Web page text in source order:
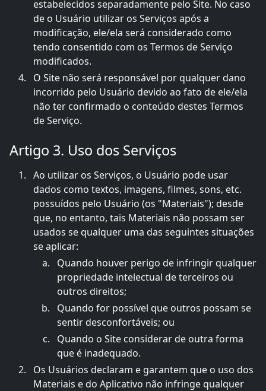
estabelecidos separadamente pelo Site. No caso
de o Usuário utilizar os Serviços após a
modificação, ele/ela será considerado como
tendo consentido com os Termos de Serviço
modificados.
O Site não será responsável por qualquer dano
incorrido pelo Usuário devido ao fato de ele/ela
não ter confirmado o conteúdo destes Termos
de Serviço.
Artigo 3. Uso dos Serviços
Ao utilizar os Serviços, o Usuário pode usar
dados como textos, imagens, filmes, sons, etc.
possuídos pelo Usuário (os "Materiais"); desde
que, no entanto, tais Materiais não possam ser
usados se qualquer uma das seguintes situações
se aplicar:
Quando houver perigo de infringir qualquer
propriedade intelectual de terceiros ou
outros direitos;
Quando for possível que outros possam se
sentir desconfortáveis; ou
Quando o Site considerar de outra forma
que é inadequado.
Os Usuários declaram e garantem que o uso dos
Materiais e do Aplicativo não infringe qualquer